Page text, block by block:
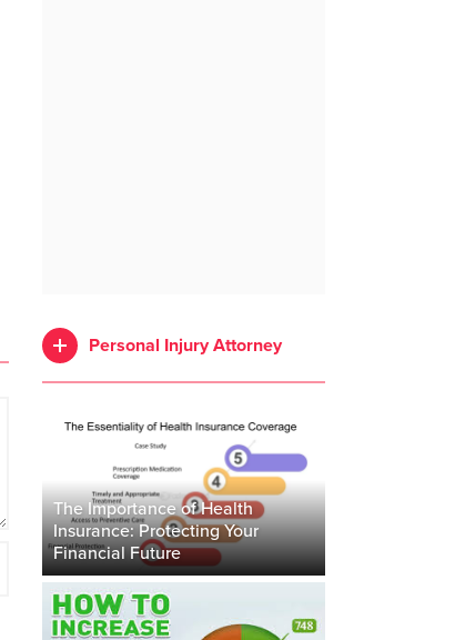
Personal Injury Attorney
The Importance of Health
Insurance: Protecting Your
Financial Future